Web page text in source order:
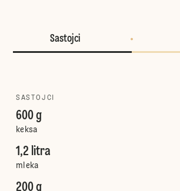
Sastojci
SASTOJCI
600 g
keksa
1,2 litra
mleka
200 g